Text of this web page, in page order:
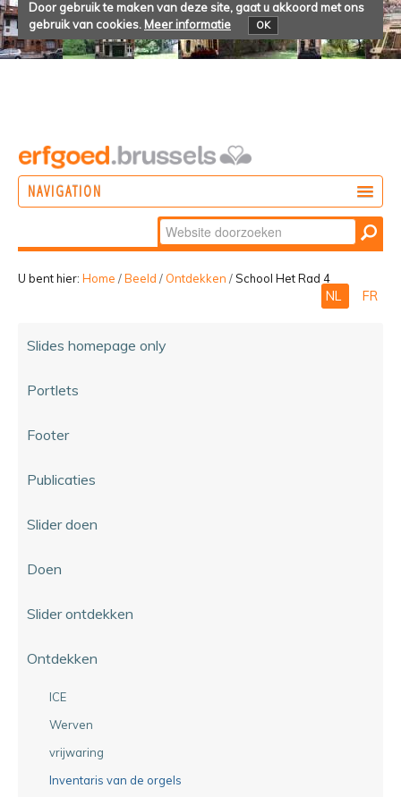
Door gebruik te maken van deze site, gaat u akkoord met ons
gebruik van cookies. Meer informatie OK
NAVIGATION
Zoek
Geavanceerd
zoeken...
U bent hier: Home /Beeld / Ontdekken /School Het Rad 4
NL FR
Slides homepage only
Portlets
Footer
Publicaties
Slider doen
Doen
Slider ontdekken
Ontdekken
ICE
Werven
vrijwaring
Inventaris van de orgels